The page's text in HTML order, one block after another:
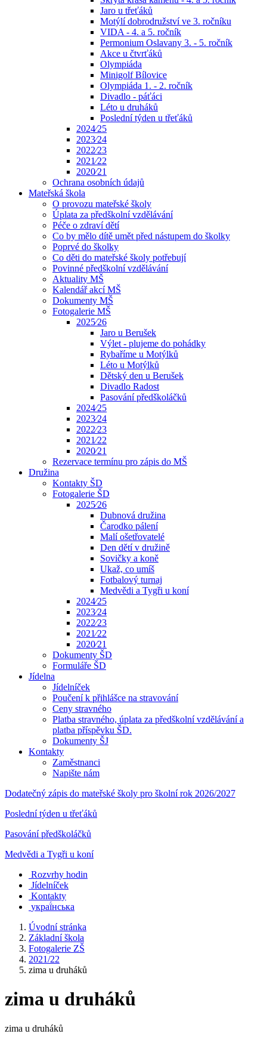
Jaro u třeťáků
Motýlí dobrodružství ve 3. ročníku
VIDA - 4. a 5. ročník
Permonium Oslavany 3. - 5. ročník
Akce u čtvrťáků
Olympiáda
Minigolf Bílovice
Olympiáda 1. - 2. ročník
Divadlo - páťáci
Léto u druháků
Poslední týden u třeťáků
2024⁄25
2023⁄24
2022⁄23
2021⁄22
2020⁄21
Ochrana osobních údajů
Mateřská škola
O provozu mateřské školy
Úplata za předškolní vzdělávání
Péče o zdraví dětí
Co by mělo dítě umět před nástupem do školky
Poprvé do školky
Co děti do mateřské školy potřebují
Povinné předškolní vzdělávání
Aktuality MŠ
Kalendář akcí MŠ
Dokumenty MŠ
Fotogalerie MŠ
2025⁄26
Jaro u Berušek
Výlet - plujeme do pohádky
Rybaříme u Motýlků
Léto u Motýlků
Dětský den u Berušek
Divadlo Radost
Pasování předškoláčků
2024⁄25
2023⁄24
2022⁄23
2021⁄22
2020⁄21
Rezervace termínu pro zápis do MŠ
Družina
Kontakty ŠD
Fotogalerie ŠD
2025⁄26
Dubnová družina
Čarodko pálení
Malí ošetřovatelé
Den dětí v družině
Sovičky a koně
Ukaž, co umíš
Fotbalový turnaj
Medvědi a Tygři u koní
2024⁄25
2023⁄24
2022⁄23
2021⁄22
2020⁄21
Dokumenty ŠD
Formuláře ŠD
Jídelna
Jídelníček
Poučení k přihlášce na stravování
Ceny stravného
Platba stravného, úplata za předškolní vzdělávání a
platba příspěvku ŠD.
Dokumenty ŠJ
Kontakty
Zaměstnanci
Napište nám
Dodatečný zápis do mateřské školy pro školní rok 2026/2027
Poslední týden u třeťáků
Pasování předškoláčků
Medvědi a Tygři u koní
Rozvrhy hodin
Jídelníček
Kontakty
украї́нська
Úvodní stránka
Základní škola
Fotogalerie ZŠ
2021/22
zima u druháků
zima u druháků
zima u druháků